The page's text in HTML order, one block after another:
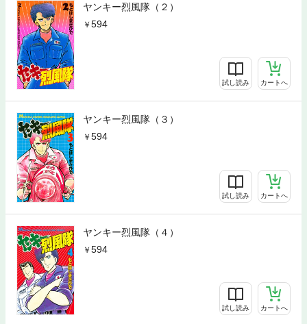
ヤンキー烈風隊（２）
594
試し読み カートへ
ヤンキー烈風隊（３）
594
試し読み カートへ
ヤンキー烈風隊（４）
594
試し読み カートへ